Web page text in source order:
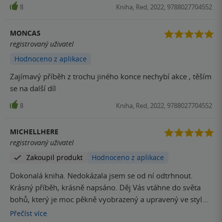
8 Kniha, Red, 2022, 9788027704552
MONCAS
registrovaný uživatel
Hodnoceno z aplikace
Zajímavý příběh z trochu jiného konce nechybí akce , těším
se na další díl
8 Kniha, Red, 2022, 9788027704552
MICHELLHERE
registrovaný uživatel
Zakoupil produkt
Hodnoceno z aplikace
Dokonalá kniha. Nedokázala jsem se od ní odtrhnout.
Krásný příběh, krásně napsáno. Děj Vás vtáhne do světa
bohů, který je moc pěkně vyobrazený a upravený ve stylu
moderní doby. Na konci jsem se nedokázala rozloučit s
Přečíst více